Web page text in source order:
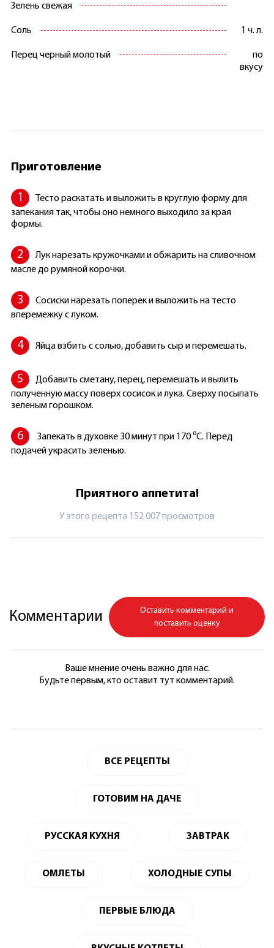
Зелень свежая
Соль 1 ч. л.
Перец черный молотый
по
вкусу
Приготовление
Тесто раскатать и выложить в круглую форму для
запекания так, чтобы оно немного выходило за края
формы.
Лук нарезать кружочками и обжарить на сливочном
масле до румяной корочки.
Сосиски нарезать поперек и выложить на тесто
вперемежку с луком.
Яйца взбить с солью, добавить сыр и перемешать.
Добавить сметану, перец, перемешать и вылить
полученную массу поверх сосисок и лука. Сверху посыпать
зеленым горошком.
Запекать в духовке 30 минут при 170 ⁰C. Перед
подачей украсить зеленью.
Приятного аппетита!
У этого рецепта 152 007 просмотров
Комментарии
Оставить комментарий и
поставить оценку
Ваше мнение очень важно для нас.
Будьте первым, кто оставит тут комментарий.
ВСЕ РЕЦЕПТЫ
ГОТОВИМ НА ДАЧЕ
РУССКАЯ КУХНЯ ЗАВТРАК
ОМЛЕТЫ ХОЛОДНЫЕ СУПЫ
ПЕРВЫЕ БЛЮДА